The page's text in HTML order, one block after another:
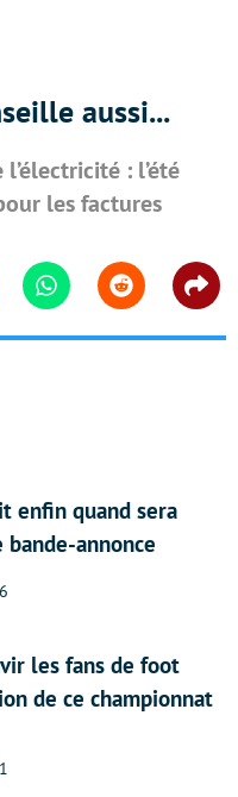
aussi...
: l’été
les factures
WhatsappReddit
enfin quand sera
annonce
les fans de foot
de ce championnat